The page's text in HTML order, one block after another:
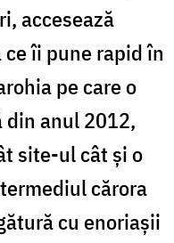
accesează
îi pune rapid în
pe care o
din anul 2012,
site-ul cât şi o
cărora
cu enoriaşii